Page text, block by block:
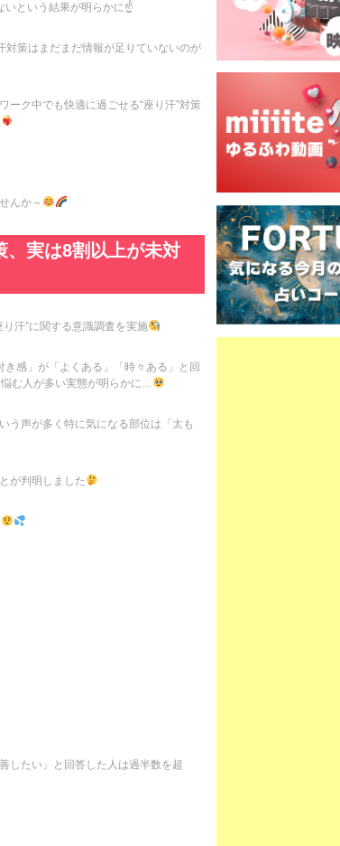
いという結果が明らかに☝️
対策はまだまだ情報が足りていないのが
ーク中でも快適に過ごせる“座り汗”対策
んか～
、実は8割以上が未対
汗”に関する意識調査を実施
感」が「よくある」「時々ある」と回
む人が多い実態が明らかに…
う声が多く特に気になる部位は「太も
が判明しました
したい」と回答した人は過半数を超